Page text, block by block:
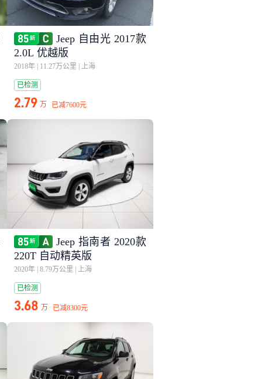
Jeep 自由光 2017款
2.0L 优越版
2018年 11.27万公里 上海
已检测
2.79 万 已减7600元
Jeep 指南者 2020款
220T 自动精英版
2020年 8.79万公里 上海
已检测
3.68 万 已减8300元